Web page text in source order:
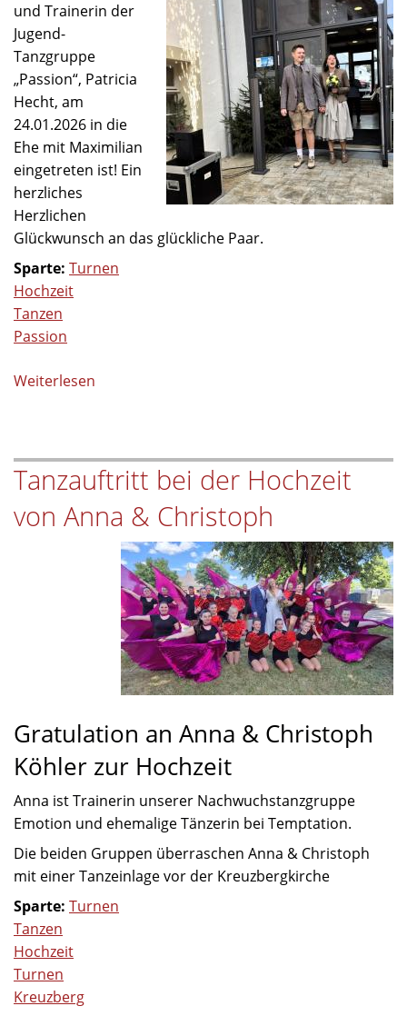
und Trainerin der
Jugend-
Tanzgruppe
„Passion“, Patricia
Hecht, am
24.01.2026 in die
Ehe mit Maximilian
eingetreten ist! Ein
herzliches
Herzlichen
Glückwunsch an das glückliche Paar.
Sparte: Turnen
Hochzeit
Tanzen
Passion
Weiterlesen
Herzlichen
Glückwunsch
Pady
Maximilian!
Tanzauftritt bei der Hochzeit
von Anna & Christoph
Gratulation an Anna & Christoph
Köhler zur Hochzeit
Anna ist Trainerin unserer Nachwuchstanzgruppe
Emotion und ehemalige Tänzerin bei Temptation.
Die beiden Gruppen überraschen Anna & Christoph
mit einer Tanzeinlage vor der Kreuzbergkirche
Sparte: Turnen
Tanzen
Hochzeit
Turnen
Kreuzberg